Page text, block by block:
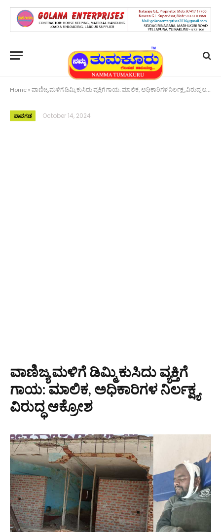
Home » ವಾಣಿಜ್ಯ ಮಳಿಗೆ ಡಿಮ್ಮಿ ಕುಸಿದು ವ್ಯಕ್ತಿಗೆ ಗಾಯ: ಮಾಲಿಕ, ಅಧಿಕಾರಿಗಳ ನಿರ್ಲಕ್ಷ್ಯ ವಿರುದ್ಧ ಆಕ್ರೋಶ
ಪಾವಗಡ October 14, 2024
ವಾಣಿಜ್ಯ ಮಳಿಗೆ ಡಿಮ್ಮಿ ಕುಸಿದು ವ್ಯಕ್ತಿಗೆ
ಗಾಯ: ಮಾಲಿಕ, ಅಧಿಕಾರಿಗಳ ನಿರ್ಲಕ್ಷ್ಯ
ವಿರುದ್ಧ ಆಕ್ರೋಶ